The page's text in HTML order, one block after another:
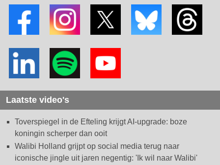
Laatste video's
Toverspiegel in de Efteling krijgt AI-upgrade: boze
koningin scherper dan ooit
Walibi Holland grijpt op social media terug naar
iconische jingle uit jaren negentig: 'Ik wil naar Walibi'